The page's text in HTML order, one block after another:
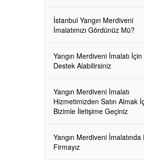
İstanbul Yangın Merdiveni
İmalatımızı Gördünüz Mü?
Yangın Merdiveni İmalatı
Destek Alabilirsiniz
Yangın Merdiveni İmalatı
Hizmetimizden Satın Almak
Bizimle İletişime Geçiniz
Yangın Merdiveni İmalatında
Firmayız